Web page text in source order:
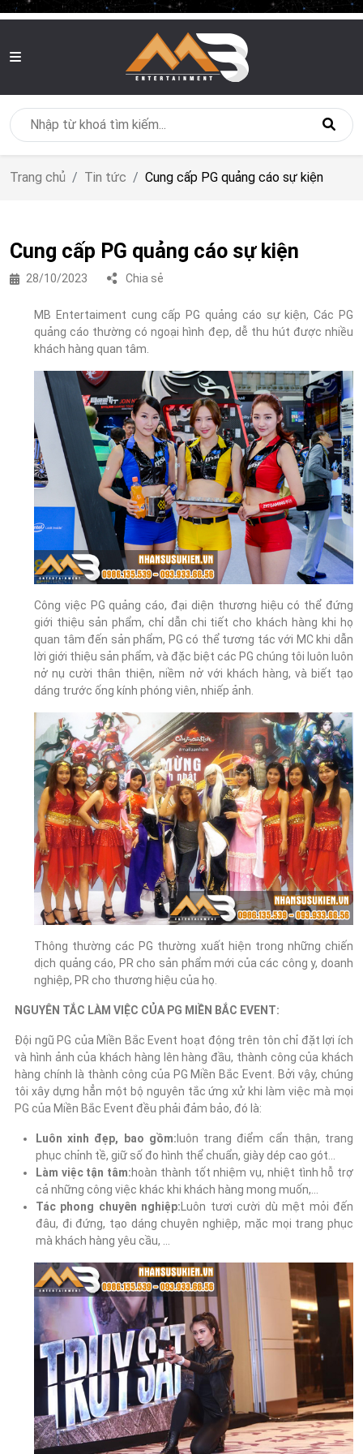
MB Entertainment
Trang chủ Tin tức Cung cấp PG quảng cáo sự kiện
Cung cấp PG quảng cáo sự kiện
28/10/2023 Chia sẻ
MB Entertaiment cung cấp PG quảng cáo sự kiện, Các PG
quảng cáo thường có ngoại hình đẹp, dễ thu hút được nhiều
khách hàng quan tâm.
Công việc PG quảng cáo, đại diện thương hiệu có thể đứng
giới thiệu sản phẩm, chỉ dẫn chi tiết cho khách hàng khi họ
quan tâm đến sản phẩm, PG có thể tương tác với MC khi dẫn
lời giới thiệu sản phẩm, và đặc biệt các PG chúng tôi luôn luôn
nở nụ cười thân thiện, niềm nở với khách hàng, và biết tạo
dáng trước ống kính phóng viên, nhiếp ảnh.
Thông thường các PG thường xuất hiện trong những chiến
dịch quảng cáo, PR cho sản phẩm mới của các công y, doanh
nghiệp, PR cho thương hiệu của họ.
NGUYÊN TẮC LÀM VIỆC CỦA PG MIỀN BẮC EVENT:
Đội ngũ PG của Miền Bắc Event hoạt động trên tôn chỉ đặt lợi ích
và hình ảnh của khách hàng lên hàng đầu, thành công của khách
hàng chính là thành công của PG Miền Bắc Event. Bởi vậy, chúng
tôi xây dựng hẳn một bộ nguyên tắc ứng xử khi làm việc mà mọi
PG của Miền Bắc Event đều phải đảm bảo, đó là:
Luôn xinh đẹp, bao gồm: luôn trang điểm cẩn thận, trang
phục chỉnh tề, giữ số đo hình thể chuẩn, giày dép cao gót…
Làm việc tận tâm:hoàn thành tốt nhiệm vụ, nhiệt tình hỗ trợ
cả những công việc khác khi khách hàng mong muốn,…
Tác phong chuyên nghiệp:Luôn tươi cười dù mệt mỏi đến
đâu, đi đứng, tạo dáng chuyên nghiệp, mặc mọi trang phục
mà khách hàng yêu cầu, …